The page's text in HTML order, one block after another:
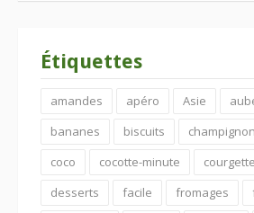
Étiquettes
amandes apéro Asie
bananes
biscuits
coco
cocotte-minute
desserts
facile fromages